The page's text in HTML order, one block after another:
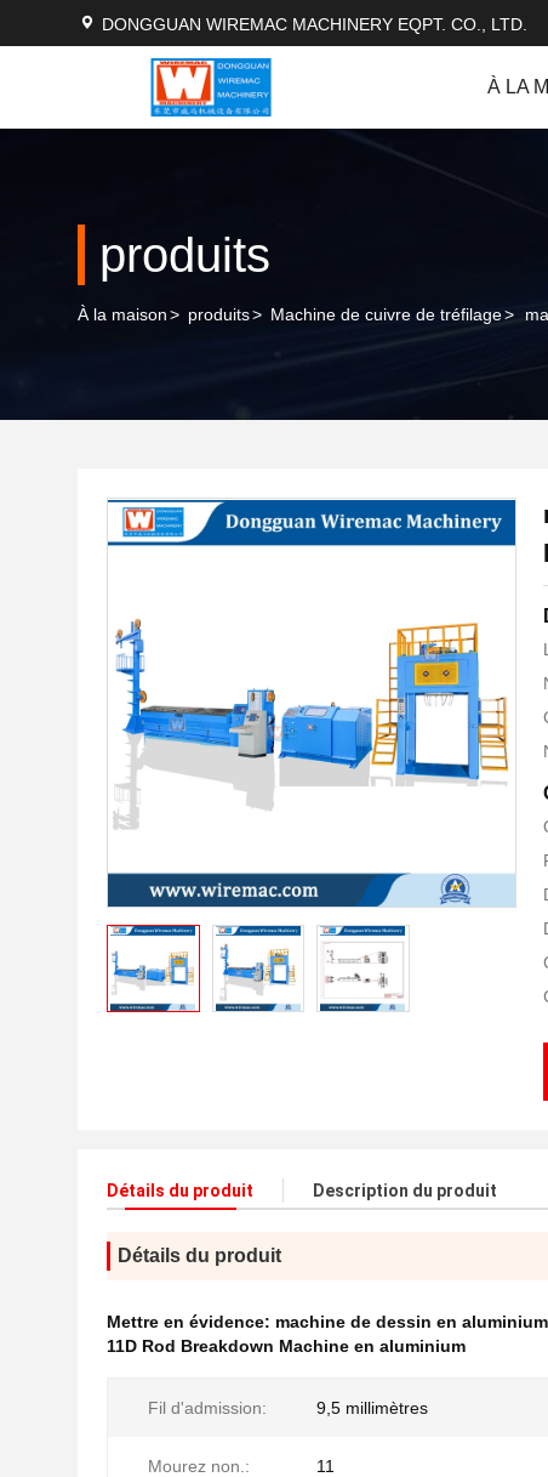
DONGGUAN WIREMAC MACHINERY EQPT. CO., LTD.
À LA
produits
À la maison> produits> Machine de cuivre de tréfilage>
Détails du produit Description du produit
Détails du produit
Mettre en évidence: machine de dessin en
11D Rod Breakdown Machine en aluminium
Fil d'admission: 9,5 millimètres
Mourez non.: 11